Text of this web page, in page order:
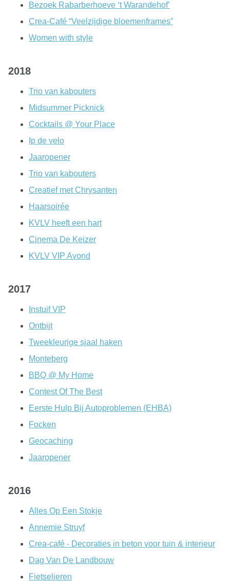
Bezoek Rabarberhoeve ‘t Warandehof’
Crea-Café “Veelzijdige bloemenframes”
Women with style
2018
Trio van kabouters
Midsummer Picknick
Cocktails @ Your Place
Ip de velo
Jaaropener
Trio van kabouters
Creatief met Chrysanten
Haarsoirée
KVLV heeft een hart
Cinema De Keizer
KVLV VIP Avond
2017
Instuif VIP
Ontbijt
Tweekleurige sjaal haken
Monteberg
BBQ @ My Home
Contest Of The Best
Eerste Hulp Bij Autoproblemen (EHBA)
Focken
Geocaching
Jaaropener
2016
Alles Op Een Stokje
Annemie Struyf
Crea-café - Decoraties in beton voor tuin & interieur
Dag Van De Landbouw
Fietselieren